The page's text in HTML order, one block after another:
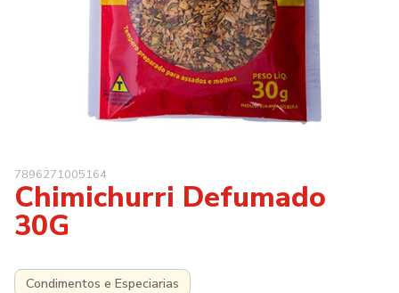
7896271005164
Chimichurri Defumado
30G
Condimentos e Especiarias